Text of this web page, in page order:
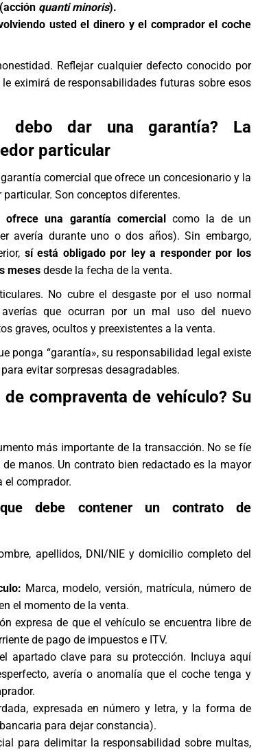
quanti minoris).
usted el dinero y el comprador el coche
Reflejar cualquier defecto conocido por
eximirá de responsabilidades futuras sobre esos
debo dar una garantía? La
particular
comercial que ofrece un concesionario y la
Son conceptos diferentes.
ofrece una garantía comercialcomo la de un
avería durante uno o dos años). Sin embargo,
sí está obligado por ley a responder por los
meses desde la fecha de la venta.
No cubre el desgaste por el uso normal
que ocurran por un mal uso del nuevo
graves, ocultos y preexistentes a la venta.
ponga “garantía», su responsabilidad legal existe
evitar sorpresas desagradables.
compraventa de vehículo? Su
más importante de la transacción. No se fíe
manos. Un contrato bien redactado es la mayor
el comprador.
que debe contener un contrato de
apellidos, DNI/NIE y domicilio completo del
Marca, modelo, versión, matrícula, número de
el momento de la venta.
expresa de que el vehículo se encuentra libre de
de pago de impuestos e ITV.
apartado clave para su protección. Incluya aquí
avería o anomalía que el coche tenga y
expresada en número y letra, y la forma de
para dejar constancia).
para delimitar la responsabilidad sobre multas,